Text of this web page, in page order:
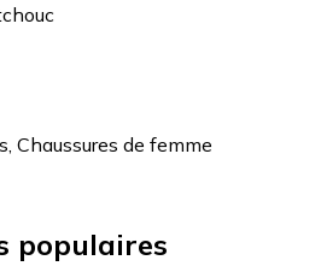
Chaussures de femme
populaires